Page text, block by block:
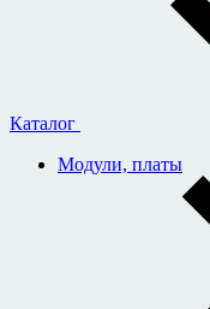
Каталог
Модули, платы